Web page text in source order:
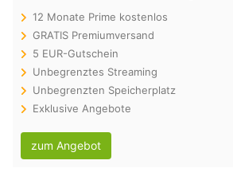
12 Monate Prime kostenlos
GRATIS Premiumversand
5 EUR-Gutschein
Unbegrenztes Streaming
Unbegrenzten Speicherplatz
Exklusive Angebote
zum Angebot